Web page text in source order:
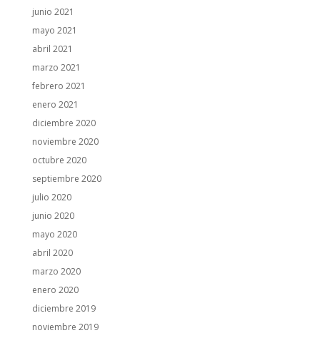
junio 2021
mayo 2021
abril 2021
marzo 2021
febrero 2021
enero 2021
diciembre 2020
noviembre 2020
octubre 2020
septiembre 2020
julio 2020
junio 2020
mayo 2020
abril 2020
marzo 2020
enero 2020
diciembre 2019
noviembre 2019